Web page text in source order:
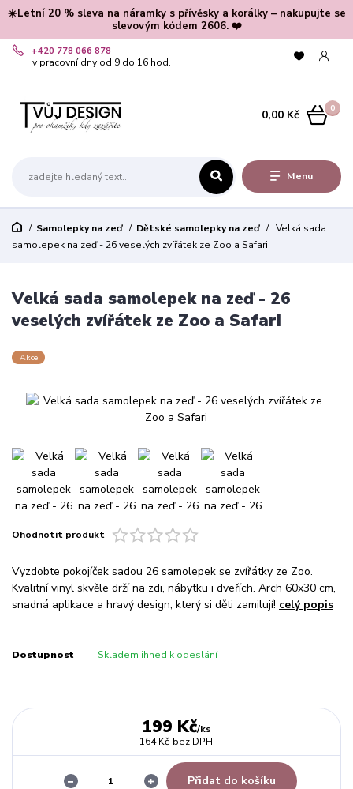
☀️Letní 20 % sleva na náramky s přívěsky a korálky – nakupujte se
slevovým kódem 2606. ❤️
Menu
+420 778 066 878
v pracovní dny od 9 do 16 hod.
0
0,00 Kč
Samolepky na zeď Dětské samolepky na zeď
Velká sada
samolepek na zeď - 26 veselých zvířátek ze Zoo a Safari
Velká sada samolepek na zeď - 26
veselých zvířátek ze Zoo a Safari
Akce
Ohodnotit produkt
Vyzdobte pokojíček sadou 26 samolepek se zvířátky ze Zoo.
Kvalitní vinyl skvěle drží na zdi, nábytku i dveřích. Arch 60x30 cm,
snadná aplikace a hravý design, který si děti zamilují! celý popis
Dostupnost Skladem ihned k odeslání
199 Kč/ks
164 Kč bez DPH
Přidat do košíku